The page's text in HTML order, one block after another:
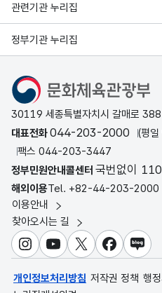
관련기관 누리집
정부기관 누리집
문화체육관광부
30119 세종특별자치시 갈매로
대표전화044-203-2000
(평
팩스 044-203-3447
정부민원안내콜센터 국번없이 110
해외이용Tel. +82-44-203-2000
이용안내
찾아오시는 길
인스타그램
유튜브X 페이스북
블로그
개인정보처리방침 저작권 정책 행